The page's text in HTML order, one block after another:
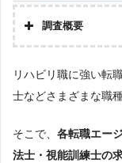
クリックジョブ介
お仕事委員会
8 かいごガーデン
調査概要
株式会社アドバンス
調
ていた「『有料職
リハビリ職に強い転
士などさまざまな職
そこで、 各転職エー
法士・視能訓練士の